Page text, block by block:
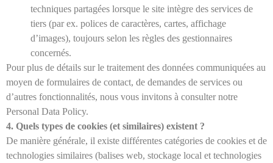
techniques partagées lorsque le site intègre des services de
tiers (par ex. polices de caractères, cartes, affichage
d’images), toujours selon les règles des gestionnaires
concernés.
Pour plus de détails sur le traitement des données communiquées au
moyen de formulaires de contact, de demandes de services ou
d’autres fonctionnalités, nous vous invitons à consulter notre
Personal Data Policy.
4. Quels types de cookies (et similaires) existent ?
De manière générale, il existe différentes catégories de cookies et de
technologies similaires (balises web, stockage local et technologies